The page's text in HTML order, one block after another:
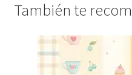
También te